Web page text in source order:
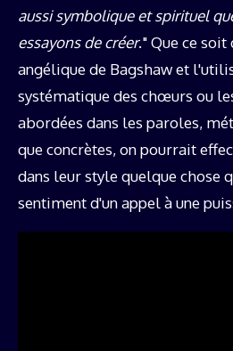
aussi symbolique et spirituel
essayons de créer." Que ce
angélique de Bagshaw et
systématique des chœurs ou
abordées dans les paroles,
que concrètes, on pourrait
dans leur style quelque chose
sentiment d'un appel à une